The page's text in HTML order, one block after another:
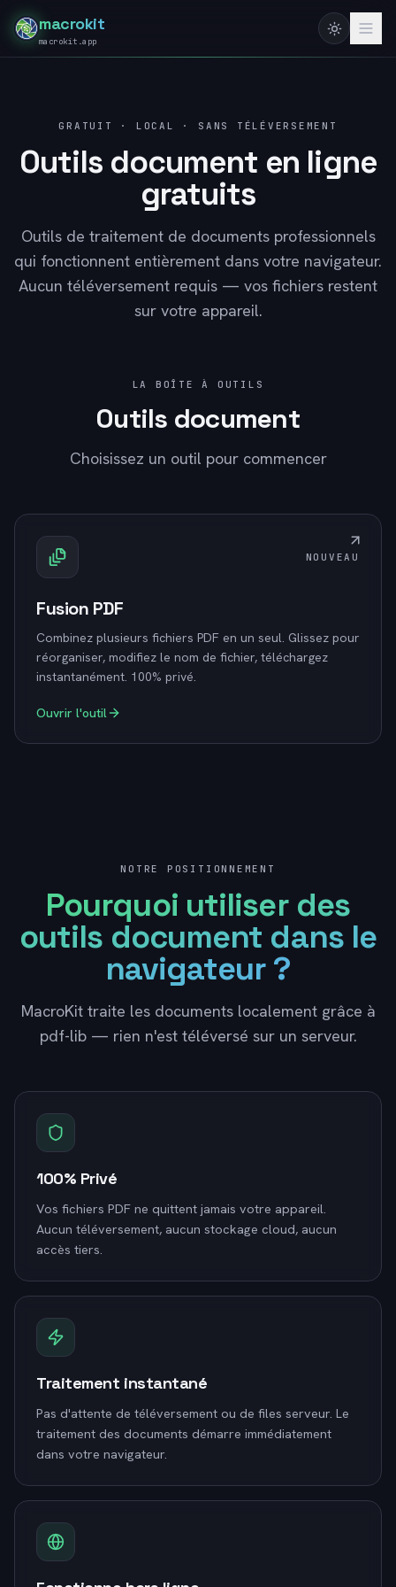
macrokit
macrokit.app
GRATUIT · LOCAL · SANS TÉLÉVERSEMENT
Outils document en ligne
gratuits
Outils de traitement de documents professionnels
qui fonctionnent entièrement dans votre navigateur.
Aucun téléversement requis — vos fichiers restent
sur votre appareil.
LA BOÎTE À OUTILS
Outils document
Choisissez un outil pour commencer
NOUVEAU
Fusion PDF
Combinez plusieurs fichiers PDF en un seul. Glissez pour
réorganiser, modifiez le nom de fichier, téléchargez
instantanément. 100% privé.
Ouvrir l'outil
NOTRE POSITIONNEMENT
Pourquoi utiliser des
outils document dans le
navigateur ?
MacroKit traite les documents localement grâce à
pdf-lib — rien n'est téléversé sur un serveur.
100% Privé
Vos fichiers PDF ne quittent jamais votre appareil.
Aucun téléversement, aucun stockage cloud, aucun
accès tiers.
Traitement instantané
Pas d'attente de téléversement ou de files serveur. Le
traitement des documents démarre immédiatement
dans votre navigateur.